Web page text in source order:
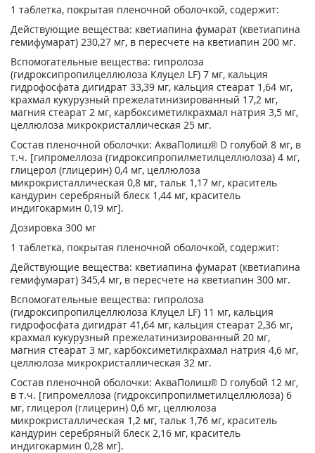
1 таблетка, покрытая пленочной оболочкой, содержит:
Действующие вещества: кветиапина фумарат (кветиапина
гемифумарат) 230,27 мг, в пересчете на кветиапин 200 мг.
Вспомогательные вещества: гипролоза
(гидроксипропилцеллюлоза Клуцел LF) 7 мг, кальция
гидрофосфата дигидрат 33,39 мг, кальция стеарат 1,64 мг,
крахмал кукурузный прежелатинизированный 17,2 мг,
магния стеарат 2 мг, карбоксиметилкрахмал натрия 3,5 мг,
целлюлоза микрокристаллическая 25 мг.
Состав пленочной оболочки: АкваПолиш® D голубой 8 мг, в
т.ч. [гипромеллоза (гидроксипропилметилцеллюлоза) 4 мг,
глицерол (глицерин) 0,4 мг, целлюлоза
микрокристаллическая 0,8 мг, тальк 1,17 мг, краситель
кандурин серебряный блеск 1,44 мг, краситель
индигокармин 0,19 мг].
Дозировка 300 мг
1 таблетка, покрытая пленочной оболочкой, содержит:
Действующие вещества: кветиапина фумарат (кветиапина
гемифумарат) 345,4 мг, в пересчете на кветиапин 300 мг.
Вспомогательные вещества: гипролоза
(гидроксипропилцеллюлоза Клуцел LF) 11 мг, кальция
гидрофосфата дигидрат 41,64 мг, кальция стеарат 2,36 мг,
крахмал кукурузный прежелатинизированный 20 мг,
магния стеарат 3 мг, карбоксиметилкрахмал натрия 4,6 мг,
целлюлоза микрокристаллическая 32 мг.
Состав пленочной оболочки: АкваПолиш® D голубой 12 мг,
в т.ч. [гипромеллоза (гидроксипропилметилцеллюлоза) 6
мг, глицерол (глицерин) 0,6 мг, целлюлоза
микрокристаллическая 1,2 мг, тальк 1,76 мг, краситель
кандурин серебряный блеск 2,16 мг, краситель
индигокармин 0,28 мг].